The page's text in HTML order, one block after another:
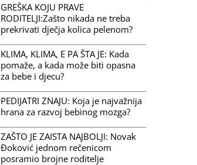
GREŠKA KOJU PRAVE
RODITELJI:Zašto nikada ne treba
prekrivati dječja kolica pelenom?
KLIMA, KLIMA, E PA ŠTA JE: Kada
pomaže, a kada može biti opasna
za bebe i djecu?
PEDIJATRI ZNAJU: Koja je najvažnija
hrana za razvoj bebinog mozga?
ZAŠTO JE ZAISTA NAJBOLJI: Novak
Đoković jednom rečenicom
posramio brojne roditelje